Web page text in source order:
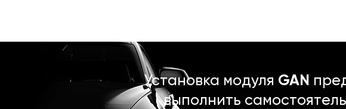
Установка модуля GAN
выполнить